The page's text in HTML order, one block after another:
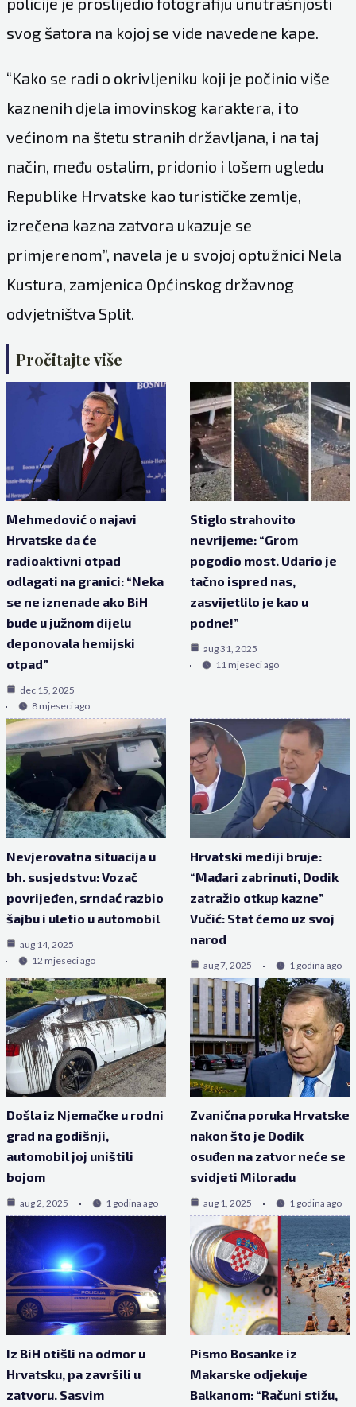
svog šatora na kojoj se vide navedene kape.
“Kako se radi o okrivljeniku koji je počinio više
kaznenih djela imovinskog karaktera, i to
većinom na štetu stranih državljana, i na taj
način, među ostalim, pridonio i lošem ugledu
Republike Hrvatske kao turističke zemlje,
izrečena kazna zatvora ukazuje se
primjerenom”, navela je u svojoj optužnici Nela
Kustura, zamjenica Općinskog državnog
odvjetništva Split.
Pročitajte više
Mehmedović o najavi
Hrvatske da će
radioaktivni otpad
odlagati na granici: “Neka
se ne iznenade ako BiH
bude u južnom dijelu
deponovala hemijski
otpad”
dec 15, 2025
8 mjeseci ago
Stiglo strahovito
nevrijeme: “Grom
pogodio most. Udario je
tačno ispred nas,
zasvijetlilo je kao u
podne!”
aug 31, 2025
11 mjeseci ago
Nevjerovatna situacija u
bh. susjedstvu: Vozač
povrijeđen, srndać razbio
šajbu i uletio u automobil
aug 14, 2025
12 mjeseci ago
Hrvatski mediji bruje:
“Mađari zabrinuti, Dodik
zatražio otkup kazne”
Vučić: Stat ćemo uz svoj
narod
aug 7, 2025 1 godina ago
Došla iz Njemačke u rodni
grad na godišnji,
automobil joj uništili
bojom
aug 2, 2025 1 godina ago
Zvanična poruka Hrvatske
nakon što je Dodik
osuđen na zatvor neće se
svidjeti Miloradu
aug 1, 2025 1 godina ago
Iz BiH otišli na odmor u
Hrvatsku, pa završili u
zatvoru. Sasvim
Pismo Bosanke iz
Makarske odjekuje
Balkanom: “Računi stižu,